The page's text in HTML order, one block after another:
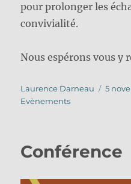
pour prolonger les
convivialité.
Nous espérons vous y
Auteur
Laurence Darneau
Publié
5
Evènements
Conférence